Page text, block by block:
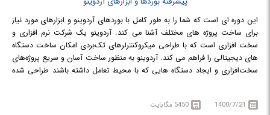
این دوره ای است که شما را به طور کامل با بوردهای آردوینو و ابزارهای مورد نیاز
برای ساخت پروژه های مختلف آشنا می کند. آردوینو یک شرکت نرم افزاری و
سخت افزاری است که با طراحی میکروکنترلرهای تک‌بردی امکان ساخت دستگاه
های دیجیتالی را فراهم می کند. آردوینو به منظور ساخت آسان و سریع پروژه‌های
سخت‌افزاری و ایجاد دستگاه هایی که با محیط تعامل داشته باشند طراحی شده
پیشرفته بوردها و ابزارهای آردوینو اشنا خواهید شد.
1400/7/21 5450 مگابایت